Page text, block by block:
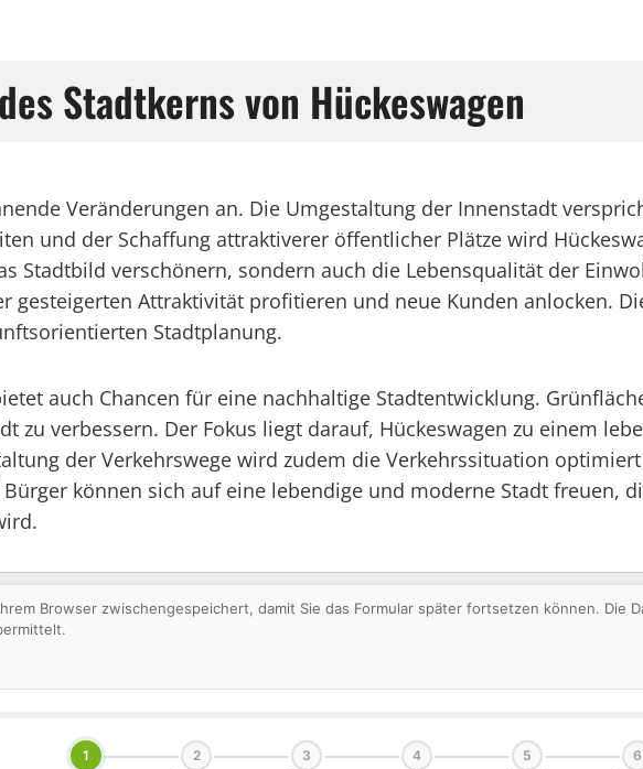
Stadtkerns von Hückeswagen
Veränderungen an. Die Umgestaltung der Innenstadt
und der Schaffung attraktiverer öffentlicher Plätze wird
Stadtbild verschönern, sondern auch die Lebensqualität der
gesteigerten Attraktivität profitieren und neue Kunden anlocken.
Stadtplanung.
auch Chancen für eine nachhaltige Stadtentwicklung.
zu verbessern. Der Fokus liegt darauf, Hückeswagen zu einem
der Verkehrswege wird zudem die Verkehrssituation
können sich auf eine lebendige und moderne Stadt freuen,
Browser zwischengespeichert, damit Sie das Formular später fortsetzen können. Die
1 2 3 4 5 6